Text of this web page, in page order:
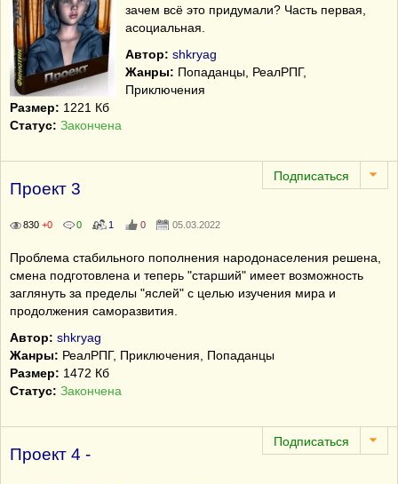
зачем всё это придумали? Часть первая,
асоциальная.
Автор: shkryag
Жанры: Попаданцы, РеалРПГ,
Приключения
Размер: 1221 Кб
Статус: Закончена
Проект 3
830 +0 0 1 0 05.03.2022
Проблема стабильного пополнения народонаселения решена,
смена подготовлена и теперь "старший" имеет возможность
заглянуть за пределы "яслей" с целью изучения мира и
продолжения саморазвития.
Автор: shkryag
Жанры: РеалРПГ, Приключения, Попаданцы
Размер: 1472 Кб
Статус: Закончена
Проект 4 -